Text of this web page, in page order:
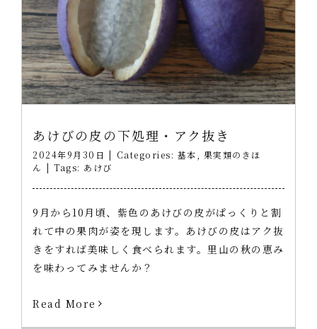
あけびの皮の下処理・アク抜き
2024年9月30日 | Categories: 基本
果実類のきほ
ん | Tags: あけび
9月から10月頃、紫色のあけびの皮がぱっくりと割
れて中の果肉が姿を現します。あけびの皮はアク抜
きをすれば美味しく食べられます。里山の秋の恵み
を味わってみませんか？
Read More